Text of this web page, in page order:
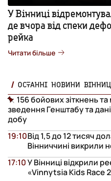
У Вінниці
де вчора від спеки
рейка
Читати більше
ОСТАННІ НОВИНИ
156 бойових зіткнень та
зведення Генштабу та
добу
Від 1,5 до 12 тисяч
Вінниччині викрили
19:10
У Вінниці відкрили
«Vinnytsia Kids Race
17:10